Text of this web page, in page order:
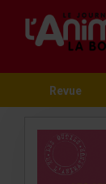
Revue